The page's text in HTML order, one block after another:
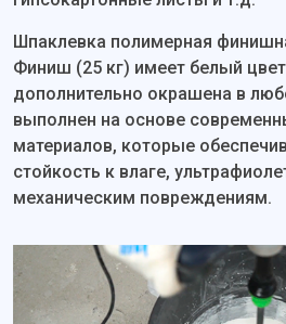
Шпаклевка полимерная
Финиш (25 кг) имеет белый
дополнительно окрашена в
выполнен на основе
материалов, которые
стойкость к влаге,
механическим повреждениям.